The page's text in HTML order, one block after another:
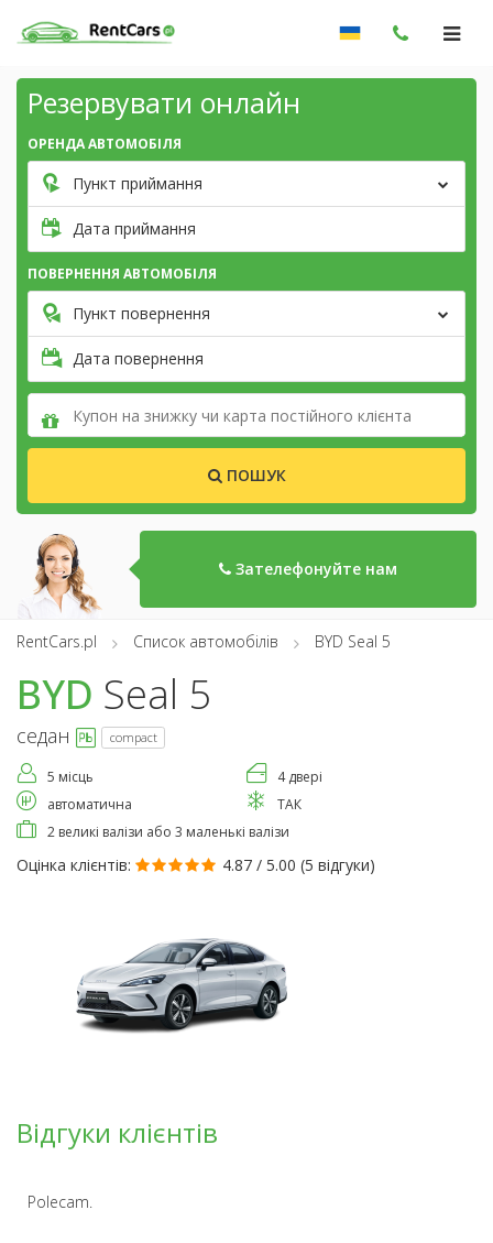
Резервувати онлайн
ОРЕНДА АВТОМОБІЛЯ
Пункт приймання
Дата приймання
ПОВЕРНЕННЯ АВТОМОБІЛЯ
Пункт повернення
Дата повернення
ПОШУК
Зателефонуйте нам
RentCars.pl Список автомобілів BYD Seal 5
BYD Seal 5
седан compact
5 місць
4 двері
автоматична
ТАК
2 великі валізи або 3 маленькі валізи
Оцінка клієнтів: 4.87 / 5.00 (5 відгуки)
Відгуки клієнтів
Polecam.